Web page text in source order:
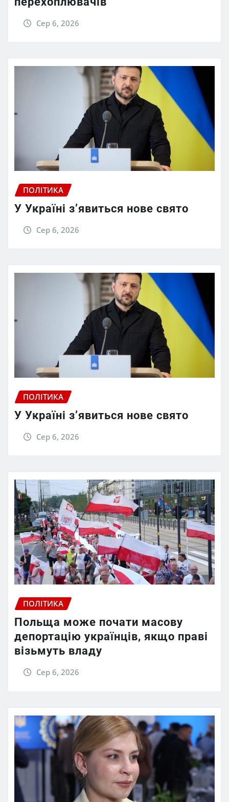
Сер 6, 2026
ПОЛІТИКА
У Україні з’явиться нове свято
Сер 6, 2026
ПОЛІТИКА
У Україні з’явиться нове свято
Сер 6, 2026
ПОЛІТИКА
Польща може почати масову
депортацію українців, якщо праві
візьмуть владу
Сер 6, 2026